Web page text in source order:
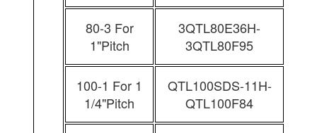
80-3 For
1"Pitch
3QTL80E36H-
3QTL80F95
100-1 For 1
1/4"Pitch
QTL100SDS-11H-
QTL100F84